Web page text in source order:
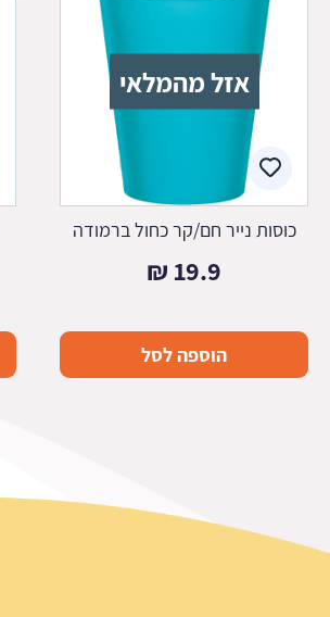
אזל מהמלאי
כוסות נייר חם/קר כחול ברמודה
19.9
₪
הוספה לסל